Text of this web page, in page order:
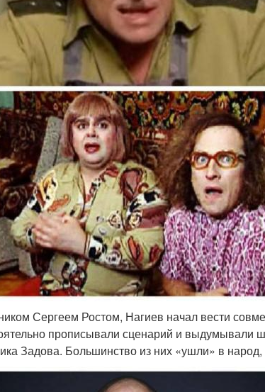
Сергеем Ростом, Нагиев начал вести
прописывали сценарий и выдумывали
Задова. Большинство из них «ушли» в